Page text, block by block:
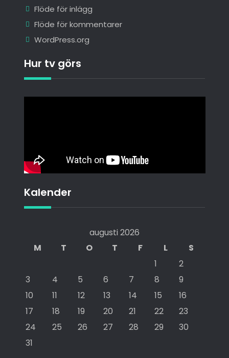
Flöde för inlägg
Flöde för kommentarer
WordPress.org
Hur tv görs
Kalender
augusti 2026
M
T O T F L
S
1
2
3
4 5 6 7 8
9
10
11 12 13 14 15
16
17
18 19 20 21 22
23
24
25 26 27 28 29
30
31